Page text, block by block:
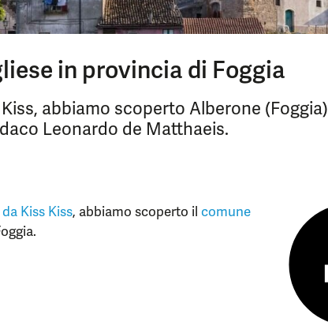
in provincia di Foggia
abbiamo scoperto Alberone (Foggia)
Leonardo de Matthaeis.
Kiss Kiss, abbiamo scoperto il comune